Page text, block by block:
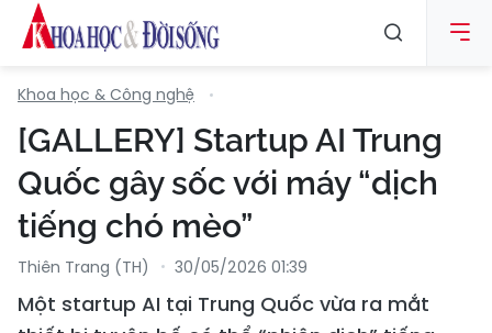
Khoa học & Công nghệ
[GALLERY] Startup AI Trung
Quốc gây sốc với máy “dịch
tiếng chó mèo”
Thiên Trang (TH) 30/05/2026 01:39
Một startup AI tại Trung Quốc vừa ra mắt